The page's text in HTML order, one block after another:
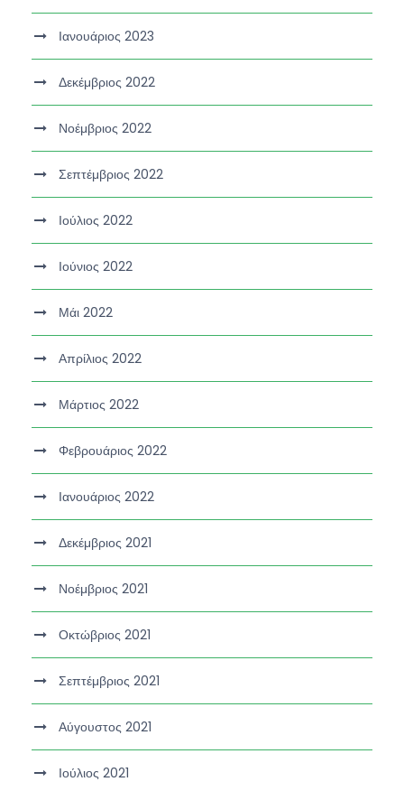
Ιανουάριος 2023
Δεκέμβριος 2022
Νοέμβριος 2022
Σεπτέμβριος 2022
Ιούλιος 2022
Ιούνιος 2022
Μάι 2022
Απρίλιος 2022
Μάρτιος 2022
Φεβρουάριος 2022
Ιανουάριος 2022
Δεκέμβριος 2021
Νοέμβριος 2021
Οκτώβριος 2021
Σεπτέμβριος 2021
Αύγουστος 2021
Ιούλιος 2021